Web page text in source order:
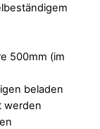
500mm (im
beladen
werden